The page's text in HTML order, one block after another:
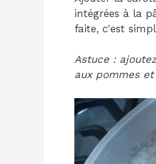
intégrées à la
faite, c'est
Astuce :
aux pommes